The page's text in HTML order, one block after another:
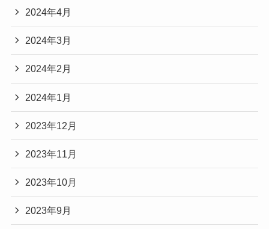
2024年4月
2024年3月
2024年2月
2024年1月
2023年12月
2023年11月
2023年10月
2023年9月